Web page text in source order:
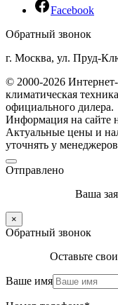
Facebook
Обратный звонок
г. Москва, ул. Пруд-
© 2000-2026
климатическая
официального дилера.
Информация на сайте
Актуальные цены и
уточнять у
Отправлено
Ваша
×
Обратный звонок
Оставьте
Ваше имя